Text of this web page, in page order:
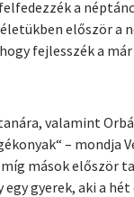
a
először a
fejlesszék a
valamint
– mondja
mások
gyerek, aki a